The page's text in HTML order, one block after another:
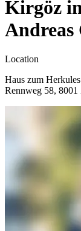
Kirgöz
Location
Haus zum Herkules
Rennweg 58, 8001